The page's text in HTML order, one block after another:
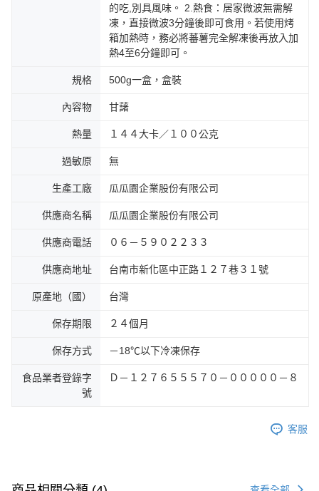
的吃,別具風味。 2.熱食：居家微波無需解
凍，直接微波3分鐘後即可食用。若使用烤
箱加熱時，務必將蕃薯完全解凍後再放入加
熱4至6分鐘即可。
規格 500g一盒，盒裝
內容物 甘藷
熱量 １４４大卡／１００公克
過敏原 無
生產工廠 瓜瓜園企業股份有限公司
供應商名稱 瓜瓜園企業股份有限公司
供應商電話 ０６－５９０２２３３
供應商地址 台南市新化區中正路１２７巷３１號
原產地（國） 台灣
保存期限 ２４個月
保存方式 －18℃以下冷凍保存
食品業者登錄字
號
Ｄ－１２７６５５５７０－０００００－８
客服